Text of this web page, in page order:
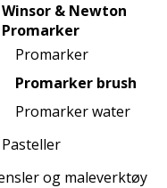
Winsor & Newton
Promarker
Promarker
Promarker brush
Promarker water
Pasteller
og maleverktøy